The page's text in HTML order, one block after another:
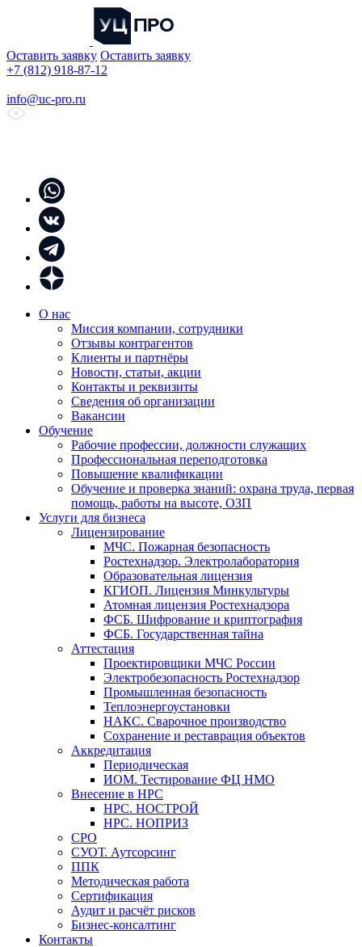
Оставить заявку Оставить заявку
+7 (812) 918-87-12
info@uc-pro.ru
О нас
Миссия компании, сотрудники
Отзывы контрагентов
Клиенты и партнёры
Новости, статьи, акции
Контакты и реквизиты
Сведения об организации
Вакансии
Обучение
Рабочие профессии, должности служащих
Профессиональная переподготовка
Повышение квалификации
Обучение и проверка знаний: охрана труда, первая
помощь, работы на высоте, ОЗП
Услуги для бизнеса
Лицензирование
МЧС. Пожарная безопасность
Ростехнадзор. Электролаборатория
Образовательная лицензия
КГИОП. Лицензия Минкультуры
Атомная лицензия Ростехнадзора
ФСБ. Шифрование и криптография
ФСБ. Государственная тайна
Аттестация
Проектировщики МЧС России
Электробезопасность Ростехнадзор
Промышленная безопасность
Теплоэнергоустановки
НАКС. Сварочное производство
Сохранение и реставрация объектов
Аккредитация
Периодическая
ИОМ. Тестирование ФЦ НМО
Внесение в НРС
НРС. НОСТРОЙ
НРС. НОПРИЗ
СРО
СУОТ. Аутсорсинг
ППК
Методическая работа
Сертификация
Аудит и расчёт рисков
Бизнес-консалтинг
Контакты